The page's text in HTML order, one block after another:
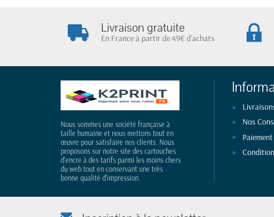
Livraison gratuite
En France à partir de 49€ d'achats
Nous sommes une société française à
taille humaine et nous mettons tout en
œuvre pour satisfaire nos clients. Nous
proposons sur notre site des cartouches
d'encre à des tarifs parmi les moins chers
du web tout en conservant une très
bonne qualité d'impression.
Nos